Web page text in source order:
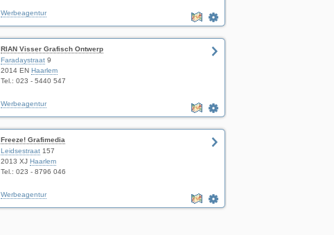
Werbeagentur
RIAN Visser Grafisch Ontwerp
Faradaystraat9
2014 EN Haarlem
Tel.: 023 - 5440 547
Werbeagentur
Freeze! Grafimedia
Leidsestraat157
2013 XJ Haarlem
Tel.: 023 - 8796 046
Werbeagentur